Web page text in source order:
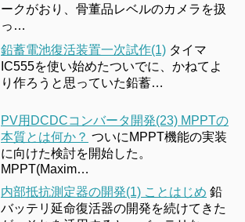
ークがおり、骨董品レベルのカメラを扱
っ…
鉛蓄電池復活装置一次試作(1) タイマ
IC555を使い始めたついでに、かねてよ
り作ろうと思っていた鉛蓄…
PV用DCDCコンバータ開発(23) MPPTの
本質とは何か？ ついにMPPT機能の実装
に向けた検討を開始した。
MPPT(Maxim…
内部抵抗測定器の開発(1) ことはじめ 鉛
バッテリ延命復活器の開発を続けてきた